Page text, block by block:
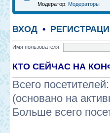
Модератор: Модераторы
ВХОД •
Имя пользователя:
КТО СЕЙЧАС НА
Всего посетителей:
(основано на
Больше всего